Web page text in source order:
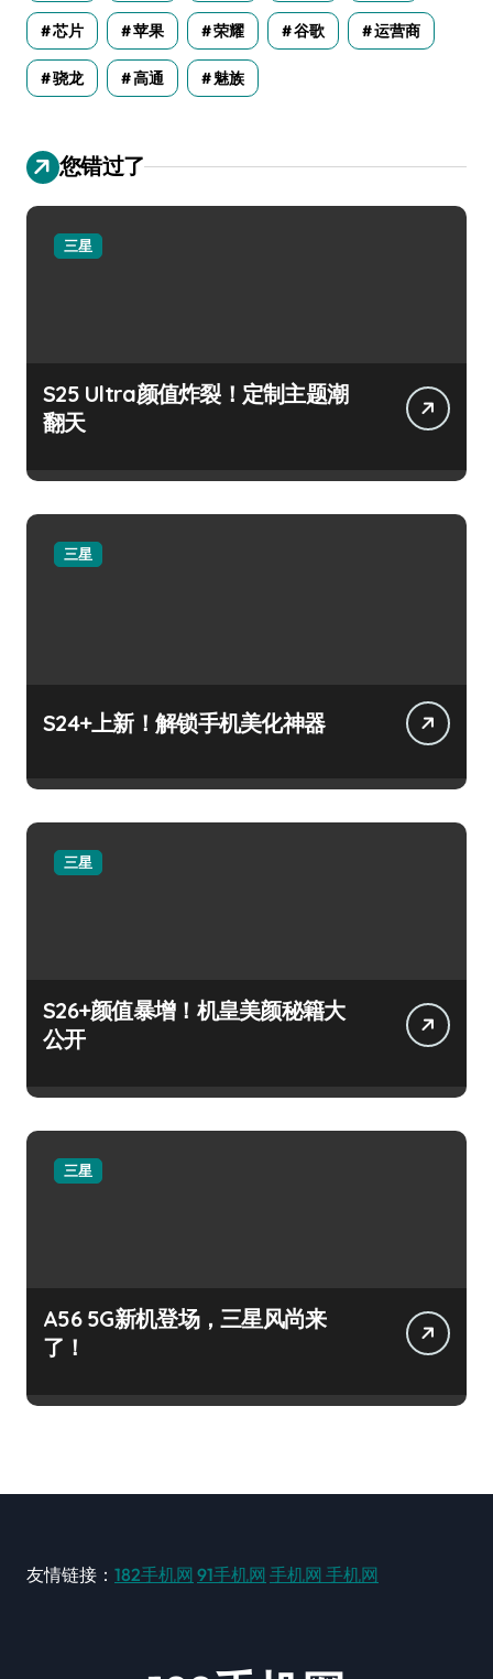
芯片 苹果 荣耀 谷歌 运营商
骁龙 高通 魅族
您错过了
三星
S25 Ultra颜值炸裂！定制主题潮
翻天
三星
S24+上新！解锁手机美化神器
三星
S26+颜值暴增！机皇美颜秘籍大
公开
三星
A56 5G新机登场，三星风尚来
了！
友情链接： 182手机网 91手机网 手机网 手机网